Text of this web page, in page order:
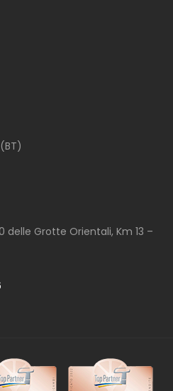
delle Grotte Orientali, Km 13 –